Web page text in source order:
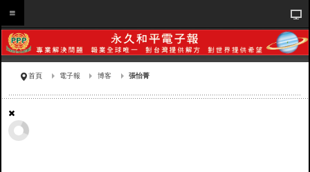
首頁 電子報 博客 張怡菁